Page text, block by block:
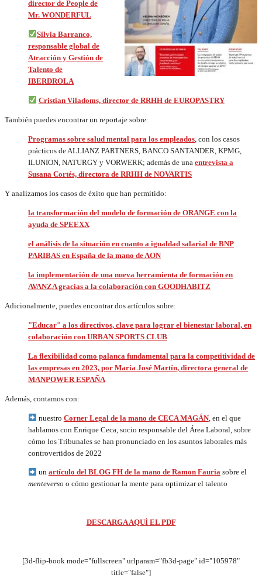
director de People de
Mr. WONDERFUL
Silvia Barranco,
responsable global de
Atracción y Gestión de
Talento de
IBERDROLA
Cristian Viladoms, director de RRHH de EUROPASTRY
También puedes encontrar un reportaje sobre:
Programas sobre salud mental para los empleados con los casos
prácticos de ALLIANZ PARTNERS, BANCO SANTANDER, KPMG,
ILUNION, NATURGY y VORWERK; además de una entrevista a
Susana Cortés, directora de RRHH de NOVARTIS
Y analizamos los casos de éxito que han permitido:
la transformación del modelo de formación de ORANGE con la
ayuda de SPEEXX
el análisis de la situación en cuanto a igualdad salarial de BNP
PARIBAS en España de la mano de AON
la implementación de una nueva herramienta de formación en
AVANZA gracias a la colaboración con GOODHABITZ
Adicionalmente, puedes encontrar dos artículos sobre:
"Educar" a los directivos, clave para lograr el bienestar laboral, en
colaboración con URBAN SPORTS CLUB
La flexibilidad como palanca fundamental para la competitividad de
las empresas en 2023, por María José Martín, directora general de
MANPOWER ESPAÑA
Además, contamos con:
nuestro Corner Legal de la mano de CECA MAGÁN, en el que
hablamos con Enrique Ceca, socio responsable del Área Laboral, sobre
cómo los Tribunales se han pronunciado en los asuntos laborales más
controvertidos de 2022
un artículo del BLOG FH de la mano de Ramon Fauriasobre el
menteverso o cómo gestionar la mente para optimizar el talento
DESCARGA AQUÍ EL PDF
[3d-flip-book mode="fullscreen" urlparam="fb3d-page" id="105978"
title="false"]